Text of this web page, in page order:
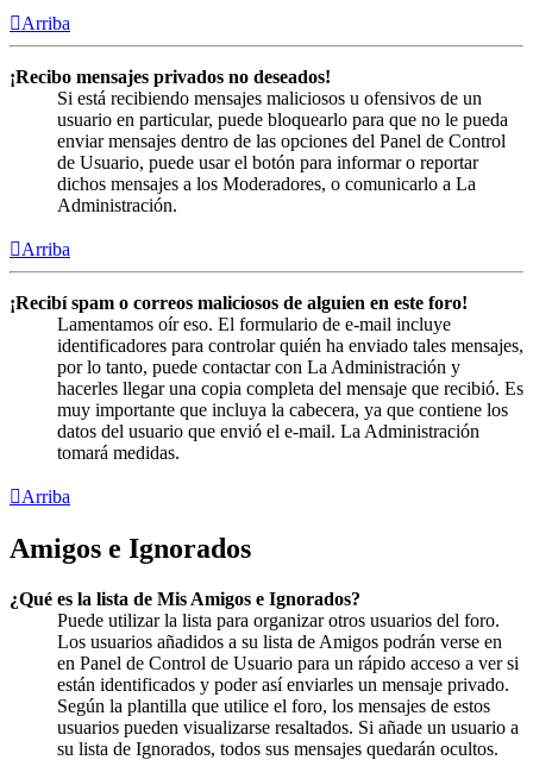
Arriba
¡Recibo mensajes privados no deseados!
Si está recibiendo mensajes maliciosos u ofensivos de un
usuario en particular, puede bloquearlo para que no le pueda
enviar mensajes dentro de las opciones del Panel de Control
de Usuario, puede usar el botón para informar o reportar
dichos mensajes a los Moderadores, o comunicarlo a La
Administración.
Arriba
¡Recibí spam o correos maliciosos de alguien en este foro!
Lamentamos oír eso. El formulario de e-mail incluye
identificadores para controlar quién ha enviado tales mensajes,
por lo tanto, puede contactar con La Administración y
hacerles llegar una copia completa del mensaje que recibió. Es
muy importante que incluya la cabecera, ya que contiene los
datos del usuario que envió el e-mail. La Administración
tomará medidas.
Arriba
Amigos e Ignorados
¿Qué es la lista de Mis Amigos e Ignorados?
Puede utilizar la lista para organizar otros usuarios del foro.
Los usuarios añadidos a su lista de Amigos podrán verse en
en Panel de Control de Usuario para un rápido acceso a ver si
están identificados y poder así enviarles un mensaje privado.
Según la plantilla que utilice el foro, los mensajes de estos
usuarios pueden visualizarse resaltados. Si añade un usuario a
su lista de Ignorados, todos sus mensajes quedarán ocultos.